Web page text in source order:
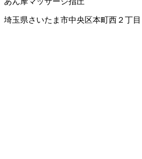
埼玉県さいたま市中央区本町西２丁目